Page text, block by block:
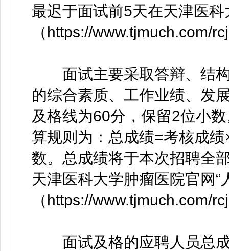
最迟于面试前5天在天津医科
（https://www.tjmuch.com/
面试主要采取答辩、结构
的综合素质、工作业绩、发
及格线为60分，保留2位小
算规则为：总成绩=考核成
数。总成绩将于本次招聘全
天津医科大学肿瘤医院官网“
（https://www.tjmuch.com/
面试及格的应聘人员总成